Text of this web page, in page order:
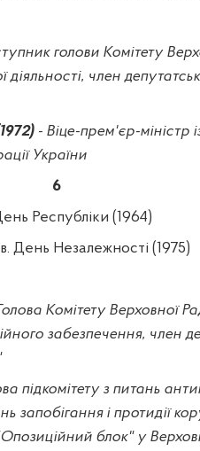
голови Комітету
діяльності, член
- Віце-прем'єр-міністр
України
6
Республіки (1964)
День Незалежності (1975)
Комітету Верховної
забезпечення, член
підкомітету з питань
запобігання і протидії
блок" у